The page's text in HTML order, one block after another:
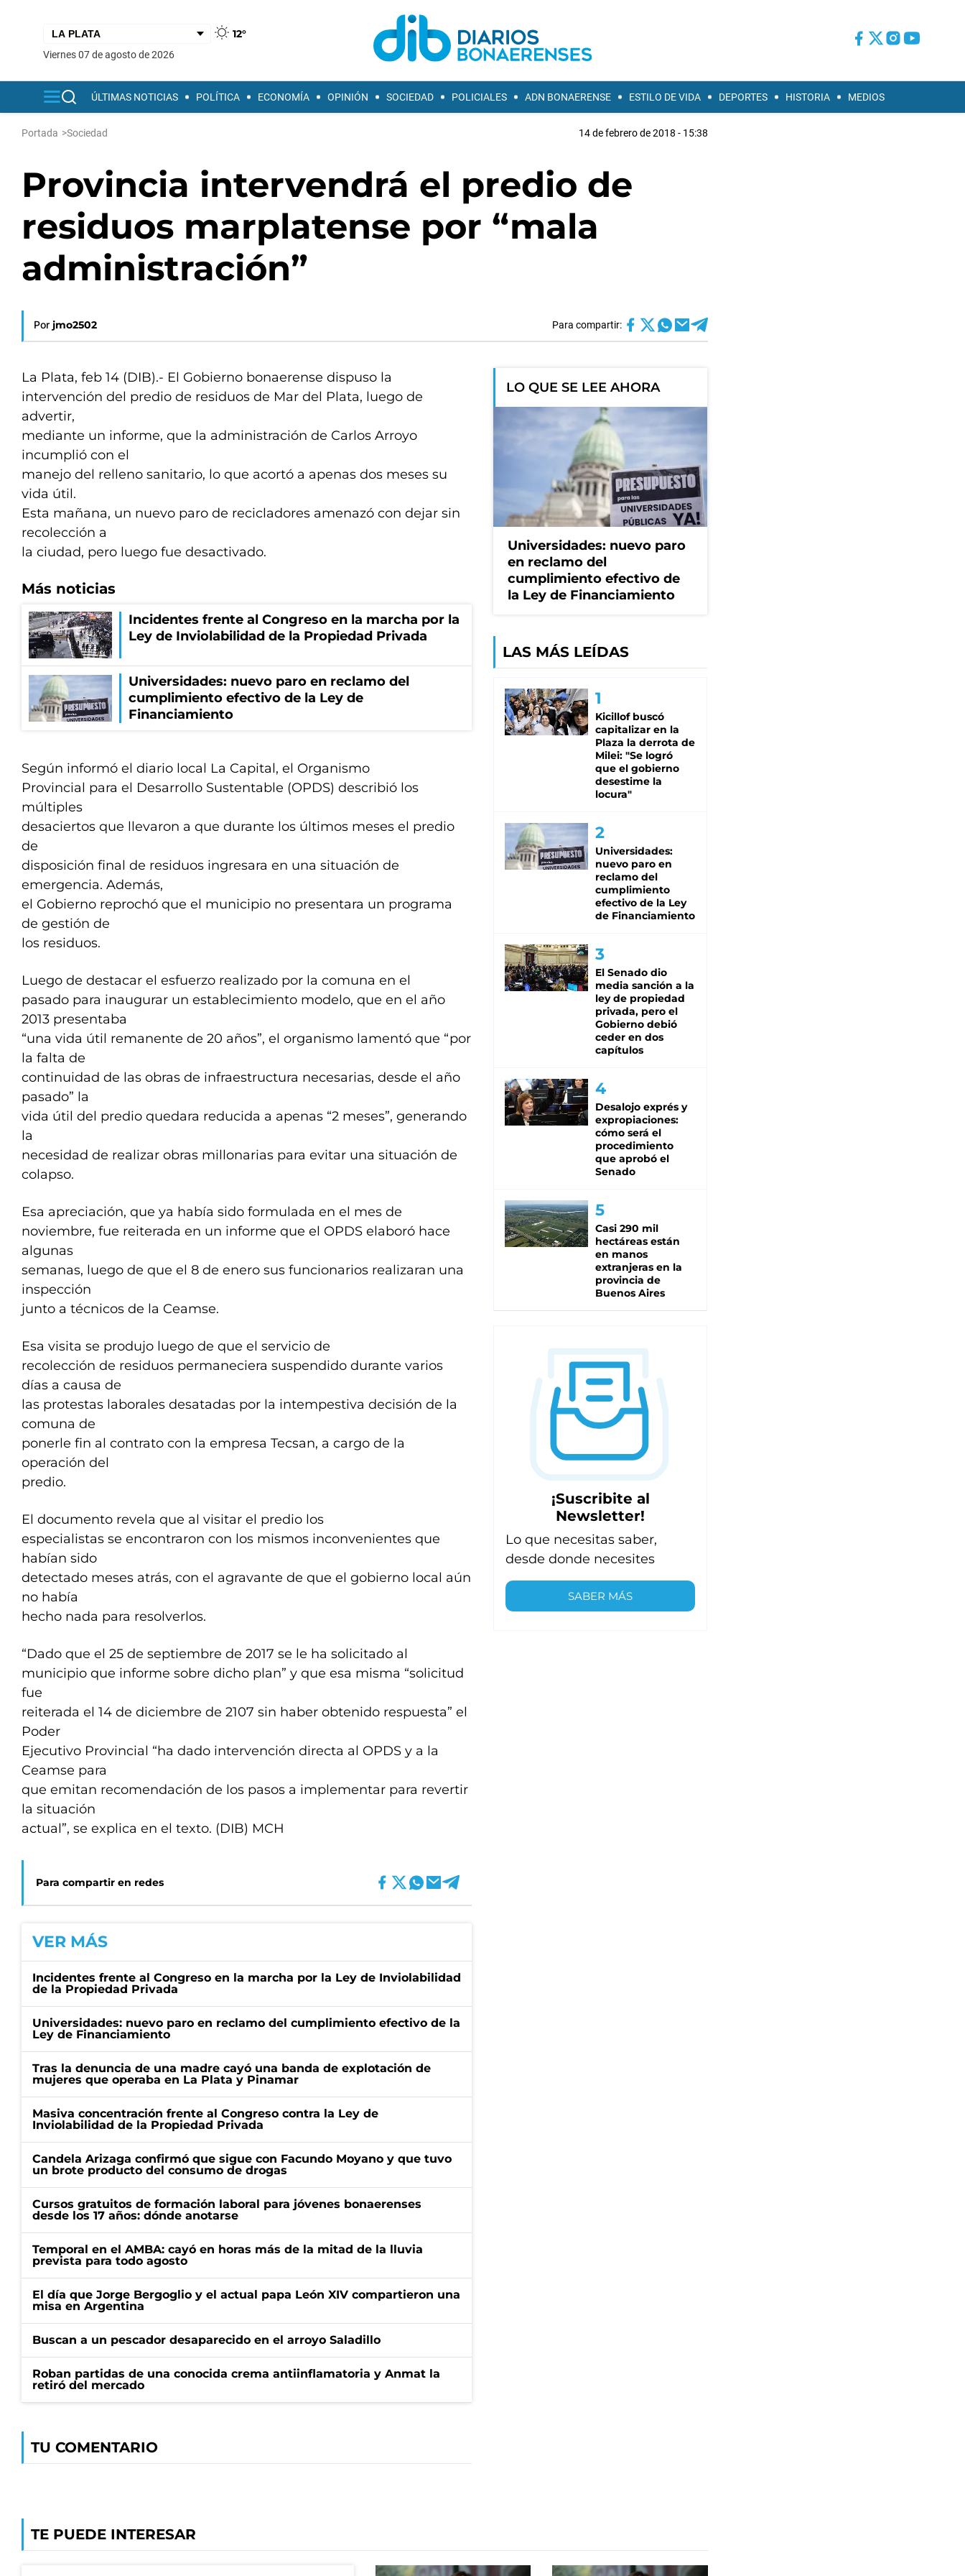
12°
viernes 07 de agosto de 2026
ÚLTIMAS NOTICIAS POLÍTICA ECONOMÍA OPINIÓN SOCIEDAD POLICIALES ADN BONAERENSE ESTILO DE VIDA DEPORTES HISTORIA MEDIOS
Portada >Sociedad 14 de febrero de 2018 - 15:38
Provincia intervendrá el predio de
residuos marplatense por “mala
administración”
Por jmo2502 Para compartir:
La Plata, feb 14 (DIB).- El Gobierno bonaerense dispuso la
intervención del predio de residuos de Mar del Plata, luego de
advertir,
mediante un informe, que la administración de Carlos Arroyo
incumplió con el
manejo del relleno sanitario, lo que acortó a apenas dos meses su
vida útil.
Esta mañana, un nuevo paro de recicladores amenazó con dejar sin
recolección a
la ciudad, pero luego fue desactivado.
Más noticias
Incidentes frente al Congreso en la marcha por la
Ley de Inviolabilidad de la Propiedad Privada
Universidades: nuevo paro en reclamo del
cumplimiento efectivo de la Ley de
Financiamiento
Según informó el diario local La Capital, el Organismo
Provincial para el Desarrollo Sustentable (OPDS) describió los
múltiples
desaciertos que llevaron a que durante los últimos meses el predio
de
disposición final de residuos ingresara en una situación de
emergencia. Además,
el Gobierno reprochó que el municipio no presentara un programa
de gestión de
los residuos.
Luego de destacar el esfuerzo realizado por la comuna en el
pasado para inaugurar un establecimiento modelo, que en el año
2013 presentaba
“una vida útil remanente de 20 años”, el organismo lamentó que “por
la falta de
continuidad de las obras de infraestructura necesarias, desde el año
pasado” la
vida útil del predio quedara reducida a apenas “2 meses”, generando
la
necesidad de realizar obras millonarias para evitar una situación de
colapso.
Esa apreciación, que ya había sido formulada en el mes de
noviembre, fue reiterada en un informe que el OPDS elaboró hace
algunas
semanas, luego de que el 8 de enero sus funcionarios realizaran una
inspección
junto a técnicos de la Ceamse.
Esa visita se produjo luego de que el servicio de
recolección de residuos permaneciera suspendido durante varios
días a causa de
las protestas laborales desatadas por la intempestiva decisión de la
comuna de
ponerle fin al contrato con la empresa Tecsan, a cargo de la
operación del
predio.
El documento revela que al visitar el predio los
especialistas se encontraron con los mismos inconvenientes que
habían sido
detectado meses atrás, con el agravante de que el gobierno local aún
no había
hecho nada para resolverlos.
“Dado que el 25 de septiembre de 2017 se le ha solicitado al
municipio que informe sobre dicho plan” y que esa misma “solicitud
fue
reiterada el 14 de diciembre de 2107 sin haber obtenido respuesta” el
Poder
Ejecutivo Provincial “ha dado intervención directa al OPDS y a la
Ceamse para
que emitan recomendación de los pasos a implementar para revertir
la situación
actual”, se explica en el texto. (DIB) MCH
Para compartir en redes
VER MÁS
Incidentes frente al Congreso en la marcha por la Ley de Inviolabilidad
de la Propiedad Privada
Universidades: nuevo paro en reclamo del cumplimiento efectivo de la
Ley de Financiamiento
Tras la denuncia de una madre cayó una banda de explotación de
mujeres que operaba en La Plata y Pinamar
Masiva concentración frente al Congreso contra la Ley de
Inviolabilidad de la Propiedad Privada
Candela Arizaga confirmó que sigue con Facundo Moyano y que tuvo
un brote producto del consumo de drogas
Cursos gratuitos de formación laboral para jóvenes bonaerenses
desde los 17 años: dónde anotarse
Temporal en el AMBA: cayó en horas más de la mitad de la lluvia
prevista para todo agosto
El día que Jorge Bergoglio y el actual papa León XIV compartieron una
misa en Argentina
Buscan a un pescador desaparecido en el arroyo Saladillo
Roban partidas de una conocida crema antiinflamatoria y Anmat la
retiró del mercado
TU COMENTARIO
LO QUE SE LEE AHORA
Universidades: nuevo paro
en reclamo del
cumplimiento efectivo de
la Ley de Financiamiento
LAS MÁS LEÍDAS
Kicillof buscó
capitalizar en la
Plaza la derrota de
Milei: "Se logró
que el gobierno
desestime la
locura"
Universidades:
nuevo paro en
reclamo del
cumplimiento
efectivo de la Ley
de Financiamiento
El Senado dio
media sanción a la
ley de propiedad
privada, pero el
Gobierno debió
ceder en dos
capítulos
Desalojo exprés y
expropiaciones:
cómo será el
procedimiento
que aprobó el
Senado
Casi 290 mil
hectáreas están
en manos
extranjeras en la
provincia de
Buenos Aires
¡Suscribite al
Newsletter!
Lo que necesitas saber,
desde donde necesites
SABER MÁS
TE PUEDE INTERESAR